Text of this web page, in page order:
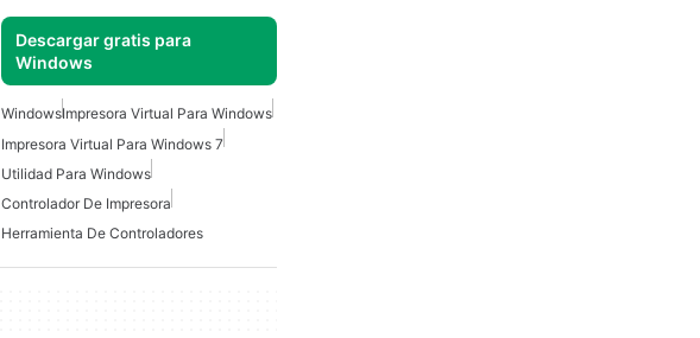
Descargar gratis para
Windows
WindowsImpresora Virtual Para Windows
Impresora Virtual Para Windows 7
Utilidad Para Windows
Controlador De Impresora
Herramienta De Controladores